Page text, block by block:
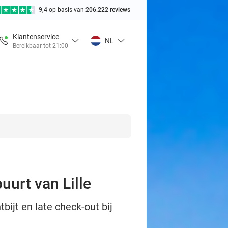
9,4 op basis van 206.222 reviews
Klantenservice
Bereikbaar tot 21:00
NL
van Lille
en late check-out bij